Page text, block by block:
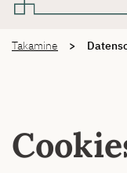
Takamine